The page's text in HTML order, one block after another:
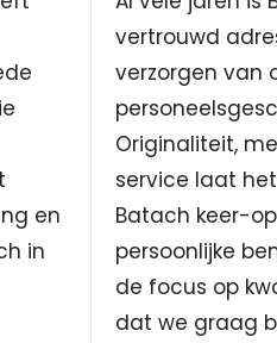
en
in
vertrouwd
verzorgen van
Originaliteit,
service laat
Batach keer-
persoonlijke
de focus op
dat we graag